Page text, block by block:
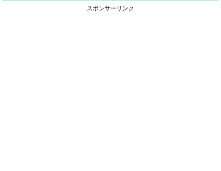
スポンサーリンク